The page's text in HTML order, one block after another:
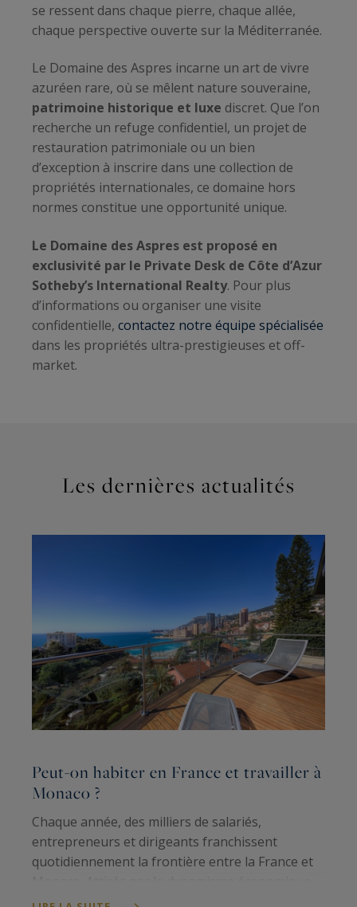
se ressent dans chaque pierre, chaque allée,
chaque perspective ouverte sur la Méditerranée.
Le Domaine des Aspres incarne un art de vivre
azuréen rare, où se mêlent nature souveraine,
patrimoine historique et luxe discret. Que l’on
recherche un refuge confidentiel, un projet de
restauration patrimoniale ou un bien
d’exception à inscrire dans une collection de
propriétés internationales, ce domaine hors
normes constitue une opportunité unique.
Le Domaine des Aspres est proposé en
exclusivité par le Private Desk de Côte d’Azur
Sotheby’s International Realty. Pour plus
d’informations ou organiser une visite
confidentielle, contactez notre équipe spécialisée
dans les propriétés ultra-prestigieuses et off-
market.
Les dernières actualités
Peut-on habiter en France et travailler à
Monaco ?
Chaque année, des milliers de salariés,
entrepreneurs et dirigeants franchissent
quotidiennement la frontière entre la France et
de la Principauté, beaucoup choisissent pourtant